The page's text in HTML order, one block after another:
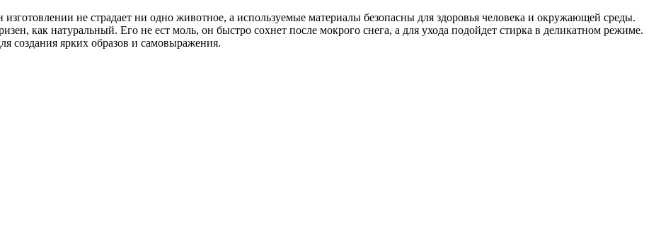
не страдает ни одно животное, а используемые материалы безопасны для здоровья человека и окружающей среды.
как натуральный. Его не ест моль, он быстро сохнет после мокрого снега, а для ухода подойдет стирка в деликатном режиме.
создания ярких образов и самовыражения.